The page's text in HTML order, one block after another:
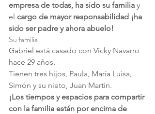
empresa de todas, ha sido su familia y
el cargo de mayor responsabilidad ¡ha
sido ser padre y ahora abuelo!
Su familia
Gabriel está casado con Vicky Navarro
hace 29 años.
Tienen tres hijos, Paula, María Luisa,
Simón y su nieto, Juan Martín.
¡Los tiempos y espacios para compartir
con la familia están por encima de